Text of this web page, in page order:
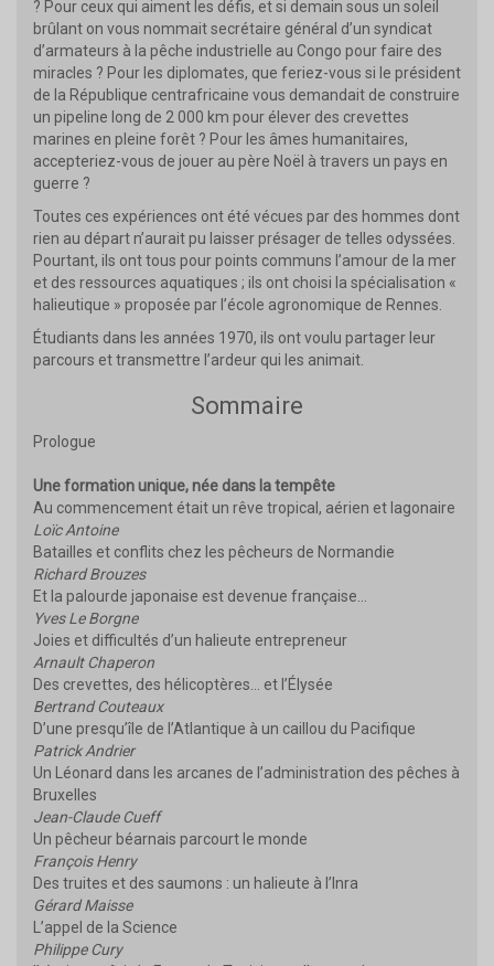
? Pour ceux qui aiment les défis, et si demain sous un soleil
brûlant on vous nommait secrétaire général d’un syndicat
d’armateurs à la pêche industrielle au Congo pour faire des
miracles ? Pour les diplomates, que feriez-vous si le président
de la République centrafricaine vous demandait de construire
un pipeline long de 2 000 km pour élever des crevettes
marines en pleine forêt ? Pour les âmes humanitaires,
accepteriez-vous de jouer au père Noël à travers un pays en
guerre ?
Toutes ces expériences ont été vécues par des hommes dont
rien au départ n’aurait pu laisser présager de telles odyssées.
Pourtant, ils ont tous pour points communs l’amour de la mer
et des ressources aquatiques ; ils ont choisi la spécialisation «
halieutique » proposée par l’école agronomique de Rennes.
Étudiants dans les années 1970, ils ont voulu partager leur
parcours et transmettre l’ardeur qui les animait.
Sommaire
Prologue
Une formation unique, née dans la tempête
Au commencement était un rêve tropical, aérien et lagonaire
Loïc Antoine
Batailles et conflits chez les pêcheurs de Normandie
Richard Brouzes
Et la palourde japonaise est devenue française…
Yves Le Borgne
Joies et difficultés d’un halieute entrepreneur
Arnault Chaperon
Des crevettes, des hélicoptères… et l’Élysée
Bertrand Couteaux
D’une presqu’île de l’Atlantique à un caillou du Pacifique
Patrick Andrier
Un Léonard dans les arcanes de l’administration des pêches à
Bruxelles
Jean-Claude Cueff
Un pêcheur béarnais parcourt le monde
François Henry
Des truites et des saumons : un halieute à l’Inra
Gérard Maisse
L’appel de la Science
Philippe Cury